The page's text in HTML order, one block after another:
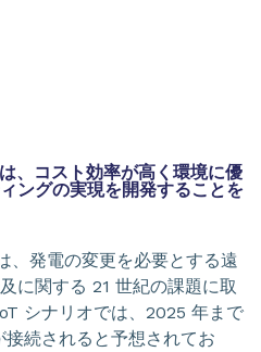
、コスト効率が高く環境に優
ングの実現を開発することを
、発電の変更を必要とする遠
に関する 21 世紀の課題に取
シナリオでは、2025 年まで
続されると予想されてお